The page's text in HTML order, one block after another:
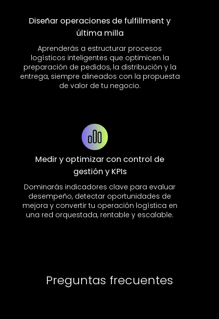
Diseñar operaciones de fulfillment y
última milla
Aprenderás a estructurar procesos
logísticos inteligentes que optimicen la
preparación de pedidos, la distribución y la
entrega, siempre alineados con la propuesta
de valor de tu negocio.
Medir y optimizar con control de
gestión y KPIs
Dominarás indicadores clave para evaluar
desempeño, detectar oportunidades de
mejora y convertir tu operación logística en
una red orquestada, rentable y escalable.
Preguntas frecuentes